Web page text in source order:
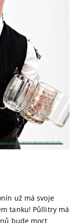
už má svoje
tanku! Půllitry má
bude moct